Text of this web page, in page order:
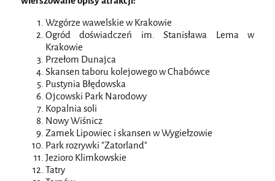
Wzgórze wawelskie w Krakowie
Ogród doświadczeń im. Stanisława Lema w
Krakowie
Przełom Dunajca
Skansen taboru kolejowego w Chabówce
Pustynia Błędowska
Ojcowski Park Narodowy
Kopalnia soli
Nowy Wiśnicz
Zamek Lipowiec i skansen w Wygiełzowie
Park rozrywki "Zatorland"
Jezioro Klimkowskie
Tatry